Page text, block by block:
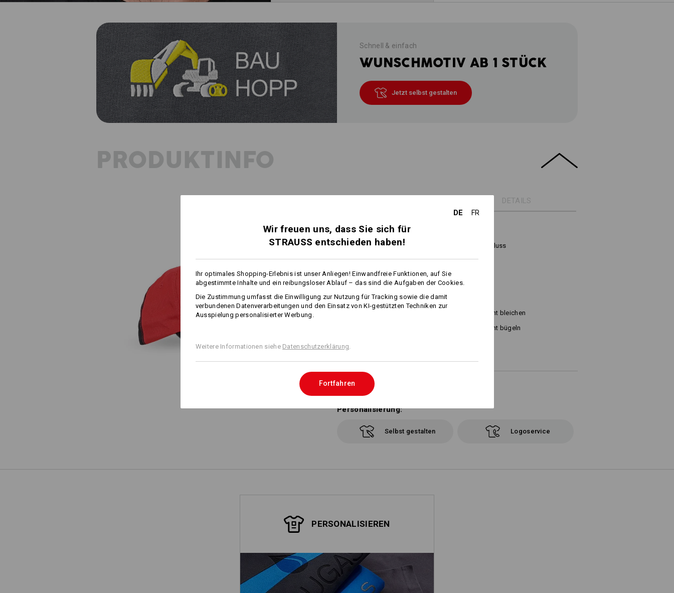
Schnell & einfach
WUNSCHMOTIV AB 1 STÜCK
Jetzt selbst gestalten
PRODUKTINFO
DETAILS
modisch-harmonische Zweifarbkombi
stufenlos weitenverstellbar durch Klettverschluss
Material:
Oberstoff 100% Baumwolle
Pflegehinweise:
Nicht bleichen
Nicht bügeln
Personalisierung:
Selbst gestalten Logoservice
PERSONALISIEREN
DE FR
Wir freuen uns, dass Sie sich für
STRAUSS entschieden haben!
Ihr optimales Shopping-Erlebnis ist unser Anliegen! Einwandfreie Funktionen, auf Sie
abgestimmte Inhalte und ein reibungsloser Ablauf – das sind die Aufgaben der Cookies.
Die Zustimmung umfasst die Einwilligung zur Nutzung für Tracking sowie die damit
verbundenen Datenverarbeitungen und den Einsatz von KI-gestützten Techniken zur
Ausspielung personalisierter Werbung.
Weitere Informationen siehe Datenschutzerklärung
Fortfahren